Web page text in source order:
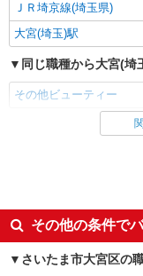
ＪＲ埼京線(埼玉県)
大宮(埼玉)駅
同じ職種から大宮(埼
その他ビューティー
同じ雇用形態から大
即日勤務OK
Web面接OK
英語が活かせる
その他の条件で
さいたま市大宮区の